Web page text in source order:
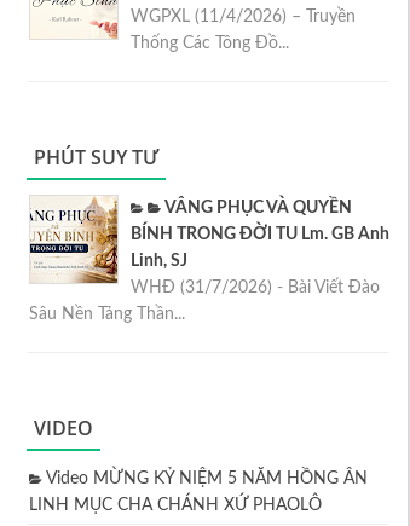
WGPXL (11/4/2026) – Truyền
Thống Các Tông Đồ...
PHÚT SUY TƯ
VÂNG PHỤC VÀ QUYỀN
BÍNH TRONG ĐỜI TU Lm. GB Anh
Linh, SJ
WHĐ (31/7/2026) - Bài Viết Đào
Sâu Nền Tảng Thần...
VIDEO
Video MỪNG KỶ NIỆM 5 NĂM HỒNG ÂN
LINH MỤC CHA CHÁNH XỨ PHAOLÔ